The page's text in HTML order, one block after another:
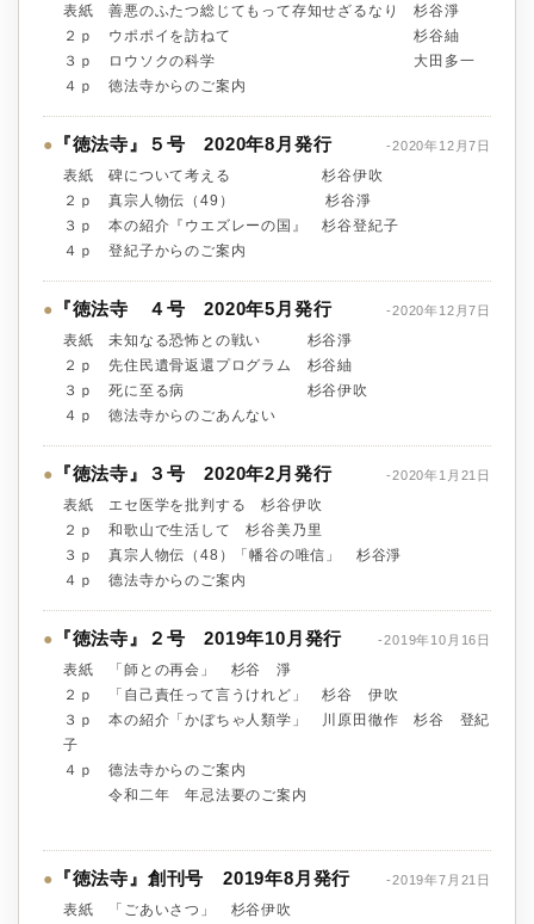
表紙 善悪のふたつ総じてもって存知せざるなり 杉谷淨
２ｐ ウポポイを訪ねて 杉谷紬
３ｐ ロウソクの科学 大田多一
４ｐ 徳法寺からのご案内
● 『徳法寺』５号 2020年8月発行 -2020年12月7日
表紙 碑について考える 杉谷伊吹
２ｐ 真宗人物伝（49） 杉谷淨
３ｐ 本の紹介『ウエズレーの国』 杉谷登紀子
４ｐ 登紀子からのご案内
● 『徳法寺 ４号 2020年5月発行 -2020年12月7日
表紙 未知なる恐怖との戦い 杉谷淨
２ｐ 先住民遺骨返還プログラム 杉谷紬
３ｐ 死に至る病 杉谷伊吹
４ｐ 徳法寺からのごあんない
● 『徳法寺』３号 2020年2月発行 -2020年1月21日
表紙 エセ医学を批判する 杉谷伊吹
２ｐ 和歌山で生活して 杉谷美乃里
３ｐ 真宗人物伝（48）「幡谷の唯信」 杉谷淨
４ｐ 德法寺からのご案内
● 『徳法寺』２号 2019年10月発行 -2019年10月16日
表紙 「師との再会」 杉谷 淨
２ｐ 「自己責任って言うけれど」 杉谷 伊吹
３ｐ 本の紹介「かぼちゃ人類学」 川原田徹作 杉谷 登紀
子
４ｐ 德法寺からのご案内
令和二年 年忌法要のご案内
● 『徳法寺』創刊号 2019年8月発行 -2019年7月21日
表紙 「ごあいさつ」 杉谷伊吹